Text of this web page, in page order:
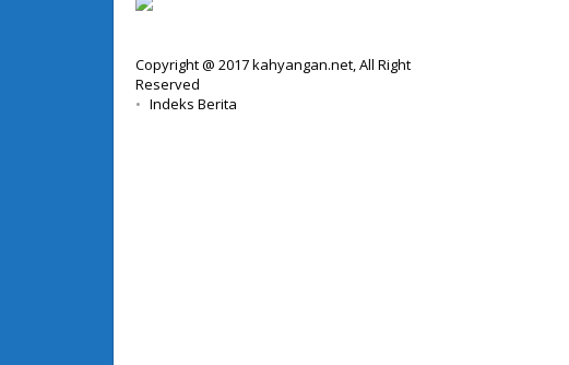
Copyright @ 2017 kahyangan.net, All Right
Reserved
Indeks Berita